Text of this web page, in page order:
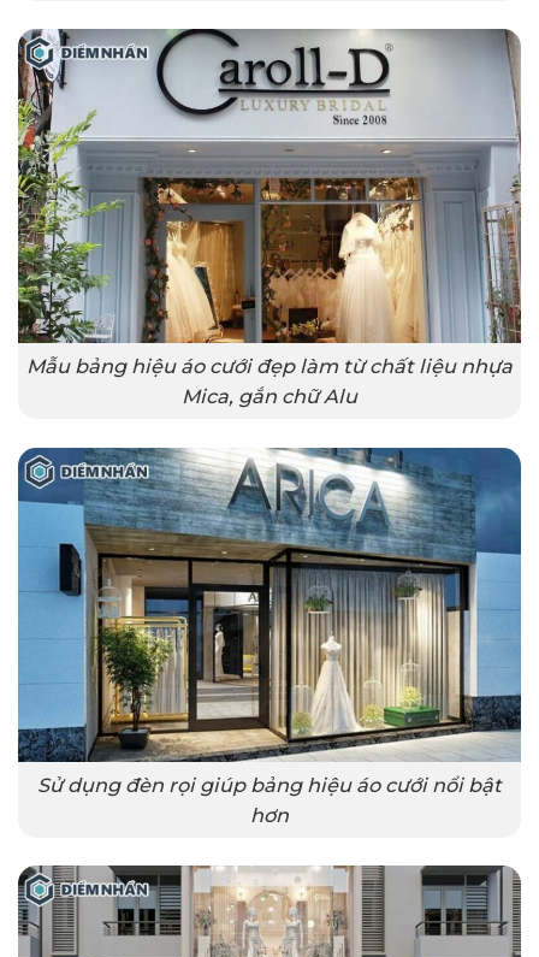
Mẫu bảng hiệu áo cưới đẹp làm từ chất liệu nhựa
Mica, gắn chữ Alu
Sử dụng đèn rọi giúp bảng hiệu áo cưới nổi bật
hơn